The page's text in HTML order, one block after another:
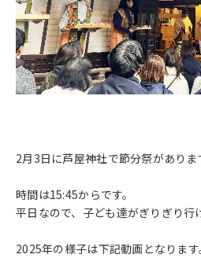
2月3日に芦屋神社で節分祭がありま
時間は15:45からです。
平日なので、子ども達がぎりぎり行
2025年の様子は下記動画となります